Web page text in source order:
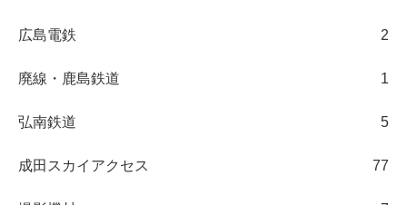
広島電鉄 2
廃線・鹿島鉄道 1
弘南鉄道 5
成田スカイアクセス 77